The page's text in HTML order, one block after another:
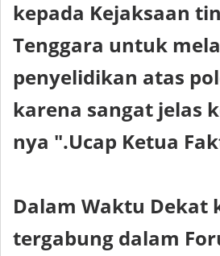
kepada Kejaksaan
Tenggara untuk
penyelidikan atas
karena sangat jelas
nya ".Ucap Ketua
Dalam Waktu Dekat
tergabung dalam